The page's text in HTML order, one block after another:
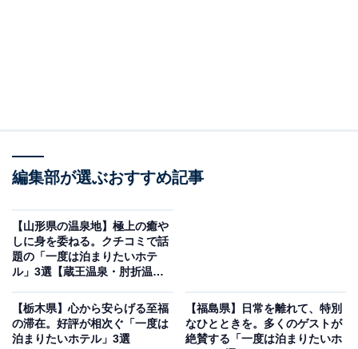
り）
二日市温泉の「二日市温泉 大丸別荘」は、創業160年余
編集部が選ぶおすすめ記事
【山形県の温泉地】極上の癒や
しに身を委ねる。クチコミで話
題の「一度は泊まりたいホテ
ル」3選【蔵王温泉・肘折温
【栃木県】心から安らげる至福
の滞在。好評が相次ぐ「一度は
泊まりたいホテル」3選
【福島県】日常を離れて、特別
なひとときを。多くのゲストが
絶賛する「一度は泊まりたいホ